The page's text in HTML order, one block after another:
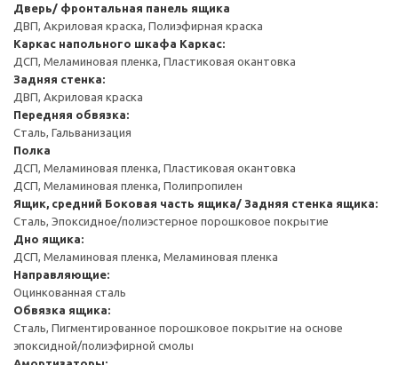
Дверь/ фронтальная панель ящика
ДВП, Акриловая краска, Полиэфирная краска
Каркас напольного шкафа Каркас:
ДСП, Меламиновая пленка, Пластиковая окантовка
Задняя стенка:
ДВП, Акриловая краска
Передняя обвязка:
Сталь, Гальванизация
Полка
ДСП, Меламиновая пленка, Пластиковая окантовка
ДСП, Меламиновая пленка, Полипропилен
Ящик, средний Боковая часть ящика/ Задняя стенка ящика:
Сталь, Эпоксидное/полиэстерное порошковое покрытие
Дно ящика:
ДСП, Меламиновая пленка, Меламиновая пленка
Направляющие:
Оцинкованная сталь
Обвязка ящика:
Сталь, Пигментированное порошковое покрытие на основе
эпоксидной/полиэфирной смолы